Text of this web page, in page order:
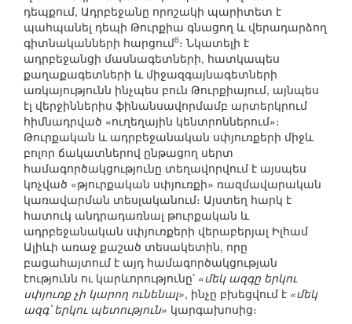
դեպքում, Ադրբեջանը որոշակի պարիտետ է
պահպանել դեպի Թուրքիա գնացող և վերադարձող
գիտնականների հարցում8։ Նկատելի է
ադրբեջանցի մասնագետների, հատկապես
քաղաքագետների և միջազգայնագետների
առկայությունն ինչպես բուն Թուրքիայում, այնպես
էլ վերջիններիս ֆինանսավորմամբ արտերկրում
հիմնադրված «ուղեղային կենտրոններում»։
Թուրքական և ադրբեջանական սփյուռքերի միջև
բոլոր ճակատներով ընթացող սերտ
համագործակցությունը տեղավորվում է այսպես
կոչված «թյուրքական սփյուռքի» ռազմավարական
կառավարման տեսլականում։ Այստեղ հարկ է
հատուկ անդրադառնալ թուրքական և
ադրբեջանական սփյուռքերի վերաբերյալ Իլհամ
Ալիևի առաջ քաշած տեսակետին, որը
բացահայտում է այդ համագործակցության
էությունն ու կարևորությունը՝ «մեկ ազգը երկու
սփյուռք չի կարող ունենալ», ինչը բխեցվում է «մեկ
ազգ՝ երկու պետություն» կարգախոսից։